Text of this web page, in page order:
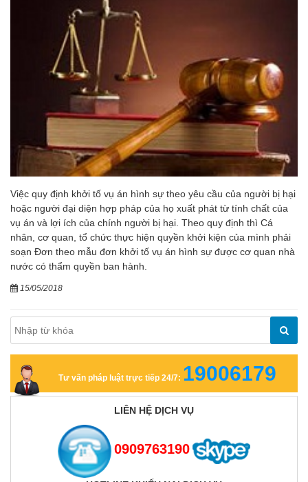
Việc quy định khởi tố vụ án hình sự theo yêu cầu của người bị hại
hoặc người đại diện hợp pháp của họ xuất phát từ tính chất của
vụ án và lợi ích của chính người bị hại. Theo quy định thì Cá
nhân, cơ quan, tổ chức thực hiện quyền khởi kiện của mình phải
soạn Đơn theo mẫu đơn khởi tố vụ án hình sự được cơ quan nhà
nước có thẩm quyền ban hành.
15/05/2018
Tư vấn pháp luật trực tiếp 24/7: 19006179
LIÊN HỆ DỊCH VỤ
0909763190